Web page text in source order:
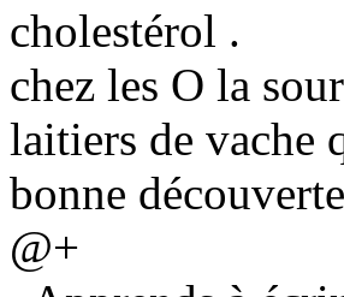
cholestérol .
chez les O la
laitiers de vache
bonne découverte
@+